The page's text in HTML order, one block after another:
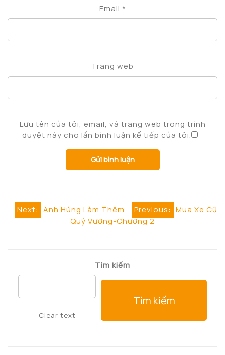
Email *
Trang web
Lưu tên của tôi, email, và trang web trong trình
duyệt này cho lần bình luận kế tiếp của tôi.
Điều
viết
Previous: Mua Xe Cũ
Next: Anh Hùng Làm Thêm
Quỷ Vương-Chương 2
Tìm kiếm
Clear text
Tìm kiếm